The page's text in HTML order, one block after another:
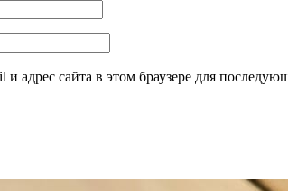
и адрес сайта в этом браузере для